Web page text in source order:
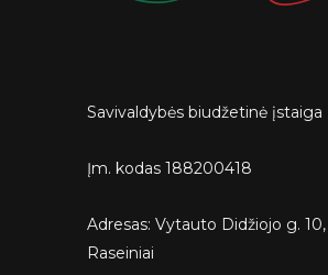
Savivaldybės biudžetinė įstaiga
Įm. kodas 188200418
Adresas: Vytauto Didžiojo g. 10,
Raseiniai